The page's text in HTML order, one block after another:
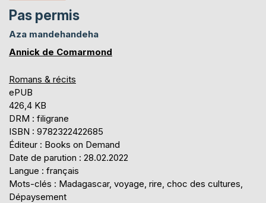
Pas permis
Aza mandehandeha
Annick de Comarmond
Romans & récits
ePUB
426,4 KB
DRM : filigrane
ISBN : 9782322422685
Éditeur : Books on Demand
Date de parution : 28.02.2022
Langue : français
Mots-clés : Madagascar, voyage, rire, choc des cultures,
Dépaysement